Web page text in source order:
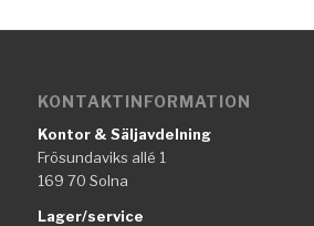
KONTAKTINFORMATION
Kontor & Säljavdelning
Frösundaviks allé 1
169 70 Solna
Lager/service